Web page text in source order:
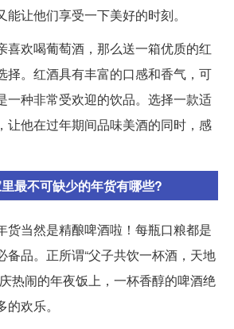
让他们享受一下美好的时刻。
喜欢喝葡萄酒，那么送一箱优质的红
择。红酒具有丰富的口感和香气，可
一种非常受欢迎的饮品。选择一款适
让他在过年期间品味美酒的同时，感
最不可缺少的年货有哪些?
货当然是精酿啤酒啦！每瓶口粮都是
备品。正所谓“父子共饮一杯酒，天地
热闹的年夜饭上，一杯香醇的啤酒绝
欢乐。